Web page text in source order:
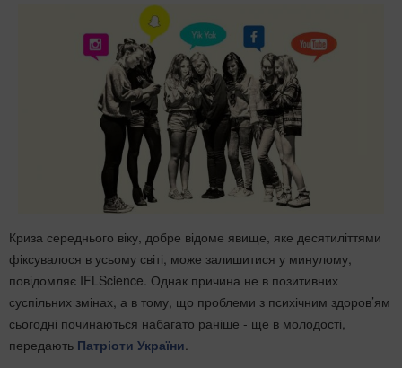
Криза середнього віку, добре відоме явище, яке десятиліттями
фіксувалося в усьому світі, може залишитися у минулому,
повідомляє IFLScience. Однак причина не в позитивних
суспільних змінах, а в тому, що проблеми з психічним здоров’ям
сьогодні починаються набагато раніше - ще в молодості,
передають Патріоти України